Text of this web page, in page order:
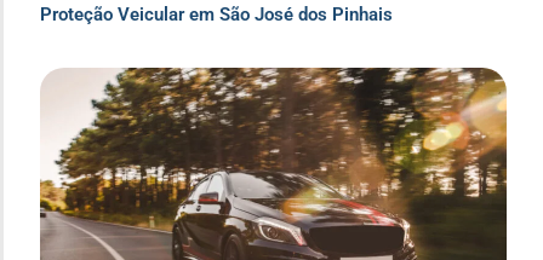
Proteção Veicular em São José dos Pinhais